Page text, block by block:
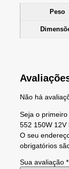
Peso
Não há
Seja o primeiro
552 150W 12V
O seu
obrigatórios
Sua avaliação *